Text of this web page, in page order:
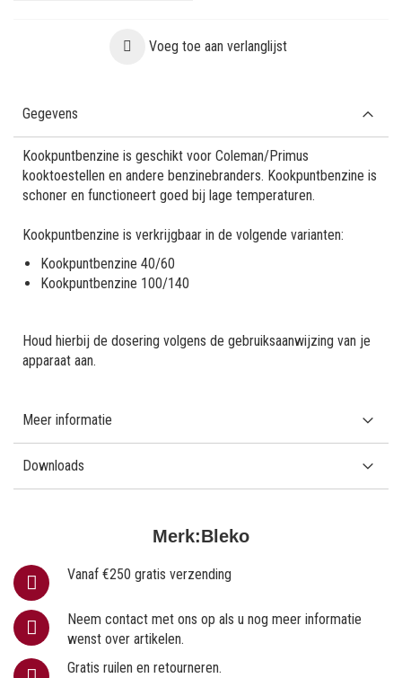
Voeg toe aan verlanglijst
Merk:Bleko
Vanaf €250 gratis verzending
Neem contact met ons op als u nog meer informatie
wenst over artikelen.
Gratis ruilen en retourneren.
Gegevens
Kookpuntbenzine is geschikt voor Coleman/Primus
kooktoestellen en andere benzinebranders. Kookpuntbenzine is
schoner en functioneert goed bij lage temperaturen.
Kookpuntbenzine is verkrijgbaar in de volgende varianten:
Kookpuntbenzine 40/60
Kookpuntbenzine 100/140
Houd hierbij de dosering volgens de gebruiksaanwijzing van je
apparaat aan.
Meer informatie
Downloads